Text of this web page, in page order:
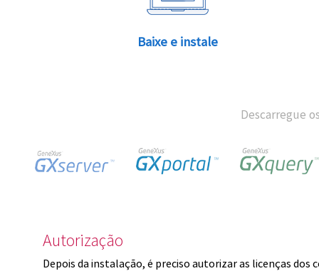
Baixe e instale
Descarregue
Autorização
Depois da instalação, é preciso autorizar as licenças dos